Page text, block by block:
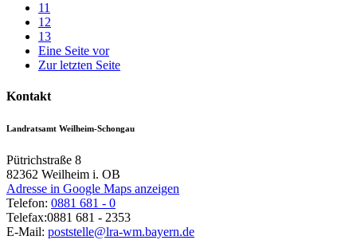
11
12
13
Eine Seite vor
Zur letzten Seite
Kontakt
Landratsamt Weilheim-Schongau
Pütrichstraße 8
82362 Weilheim i. OB
Adresse in Google Maps anzeigen
Telefon: 0881 681 - 0
Telefax:0881 681 - 2353
E-Mail: poststelle@lra-wm.bayern.de